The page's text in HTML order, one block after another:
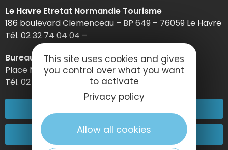
Le Havre Etretat Normandie Tourisme
186 boulevard Clemenceau – BP 649 – 76059 Le Havre
Tél. 02 32 74 04 04 –
Bureau d’information d’Etretat
Place Maurice Guillard – 76790 Étretat
Tél. 02 35 27 05 21
Contactez-nous
This site uses cookies and gives
you control over what you want
to activate
Privacy policy
Allow all cookies